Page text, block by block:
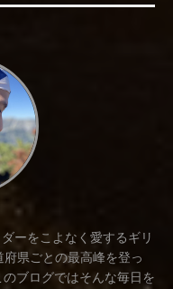
ーをこよなく愛するギリ
県ごとの最高峰を登っ
ブログではそんな毎日を